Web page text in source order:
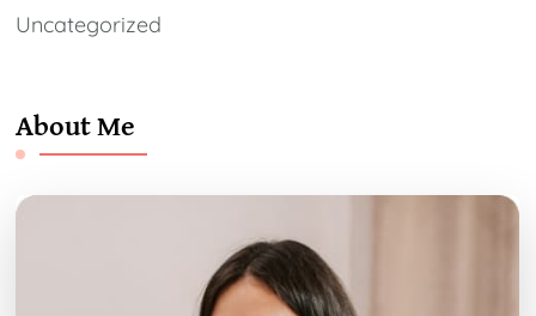
Uncategorized
About Me